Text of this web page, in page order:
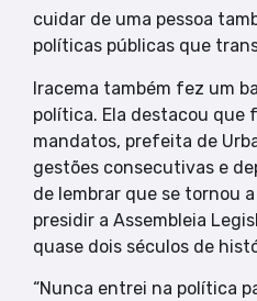
cuidar de uma pessoa
políticas públicas que
Iracema também fez um
política. Ela destacou que
mandatos, prefeita de
gestões consecutivas e
de lembrar que se tornou
presidir a Assembleia
quase dois séculos de
“Nunca entrei na política